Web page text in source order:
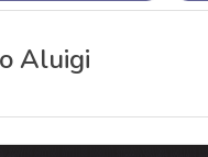
Aluigi